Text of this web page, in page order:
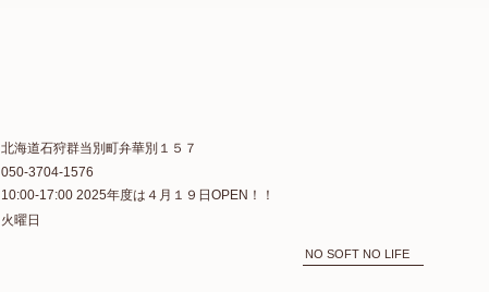
北海道石狩群当別町弁華別１５７
050-3704-1576
10:00-17:00 2025年度は４月１９日OPEN！！
火曜日
NO SOFT NO LIFE